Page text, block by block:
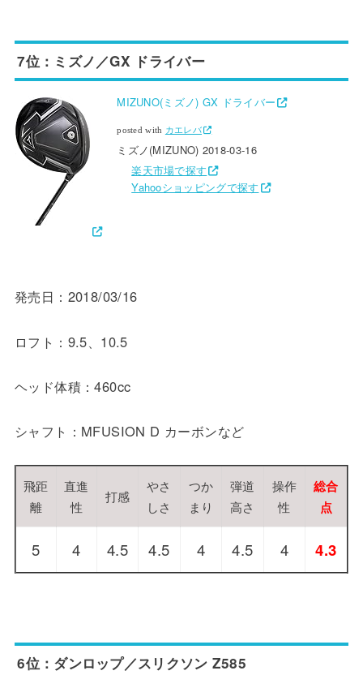
7位：ミズノ／GX ドライバー
MIZUNO(ミズノ) GX ドライバー
posted with カエレバ
ミズノ(MIZUNO) 2018-03-16
楽天市場で探す
Yahooショッピングで探す
発売日：2018/03/16
ロフト：9.5、10.5
ヘッド体積：460cc
シャフト：MFUSION D カーボンなど
飛距
離
直進
性
打感
やさ
しさ
つか
まり
弾道
高さ
操作
性
総合
点
5 4 4.5 4.5 4 4.5 4 4.3
6位：ダンロップ／スリクソン Z585